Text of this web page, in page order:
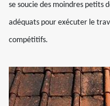
se soucie des moindres petits
adéquats pour exécuter le
compétitifs.